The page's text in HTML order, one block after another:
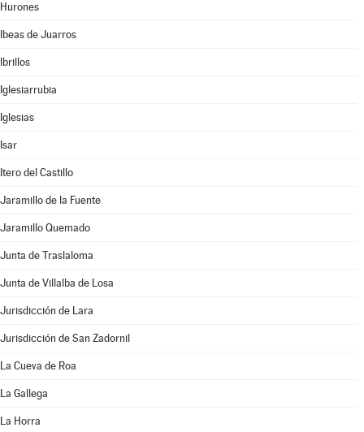
Hurones
Ibeas de Juarros
Ibrillos
Iglesiarrubia
Iglesias
Isar
Itero del Castillo
Jaramillo de la Fuente
Jaramillo Quemado
Junta de Traslaloma
Junta de Villalba de Losa
Jurisdicción de Lara
Jurisdicción de San Zadornil
La Cueva de Roa
La Gallega
La Horra